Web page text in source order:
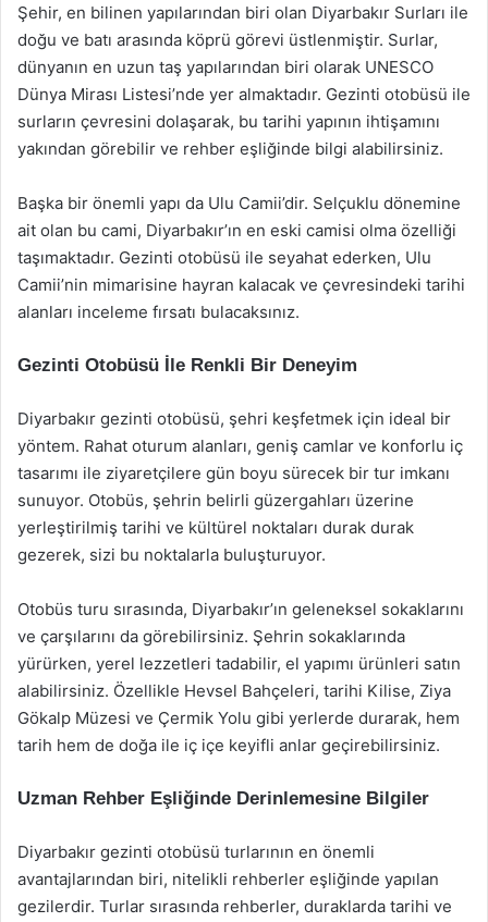
Şehir, en bilinen yapılarından biri olan Diyarbakır Surları ile
doğu ve batı arasında köprü görevi üstlenmiştir. Surlar,
dünyanın en uzun taş yapılarından biri olarak UNESCO
Dünya Mirası Listesi’nde yer almaktadır. Gezinti otobüsü ile
surların çevresini dolaşarak, bu tarihi yapının ihtişamını
yakından görebilir ve rehber eşliğinde bilgi alabilirsiniz.
Başka bir önemli yapı da Ulu Camii’dir. Selçuklu dönemine
ait olan bu cami, Diyarbakır’ın en eski camisi olma özelliği
taşımaktadır. Gezinti otobüsü ile seyahat ederken, Ulu
Camii’nin mimarisine hayran kalacak ve çevresindeki tarihi
alanları inceleme fırsatı bulacaksınız.
Gezinti Otobüsü İle Renkli Bir Deneyim
Diyarbakır gezinti otobüsü, şehri keşfetmek için ideal bir
yöntem. Rahat oturum alanları, geniş camlar ve konforlu iç
tasarımı ile ziyaretçilere gün boyu sürecek bir tur imkanı
sunuyor. Otobüs, şehrin belirli güzergahları üzerine
yerleştirilmiş tarihi ve kültürel noktaları durak durak
gezerek, sizi bu noktalarla buluşturuyor.
Otobüs turu sırasında, Diyarbakır’ın geleneksel sokaklarını
ve çarşılarını da görebilirsiniz. Şehrin sokaklarında
yürürken, yerel lezzetleri tadabilir, el yapımı ürünleri satın
alabilirsiniz. Özellikle Hevsel Bahçeleri, tarihi Kilise, Ziya
Gökalp Müzesi ve Çermik Yolu gibi yerlerde durarak, hem
tarih hem de doğa ile iç içe keyifli anlar geçirebilirsiniz.
Uzman Rehber Eşliğinde Derinlemesine Bilgiler
Diyarbakır gezinti otobüsü turlarının en önemli
avantajlarından biri, nitelikli rehberler eşliğinde yapılan
gezilerdir. Turlar sırasında rehberler, duraklarda tarihi ve